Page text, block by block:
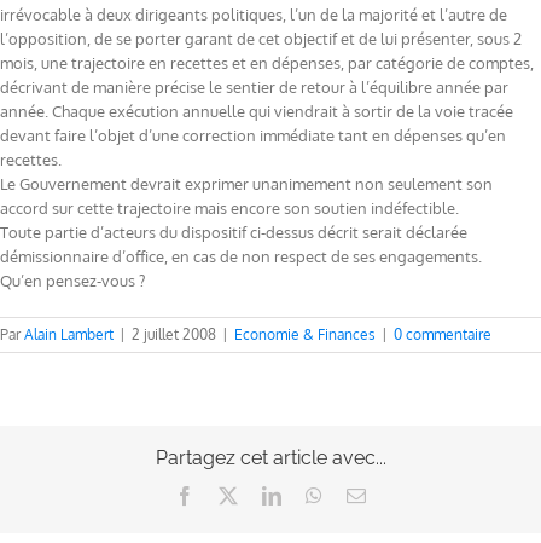
irrévocable à deux dirigeants politiques, l’un de la majorité et l’autre de
l’opposition, de se porter garant de cet objectif et de lui présenter, sous 2
mois, une trajectoire en recettes et en dépenses, par catégorie de comptes,
décrivant de manière précise le sentier de retour à l’équilibre année par
année. Chaque exécution annuelle qui viendrait à sortir de la voie tracée
devant faire l’objet d’une correction immédiate tant en dépenses qu’en
recettes.
Le Gouvernement devrait exprimer unanimement non seulement son
accord sur cette trajectoire mais encore son soutien indéfectible.
Toute partie d’acteurs du dispositif ci-dessus décrit serait déclarée
démissionnaire d’office, en cas de non respect de ses engagements.
Qu’en pensez-vous ?
ParAlain Lambert 2 juillet 2008 Economie & Finances 0 commentaire
Partagez cet article avec...
Facebook LinkedInWhatsApp
Email